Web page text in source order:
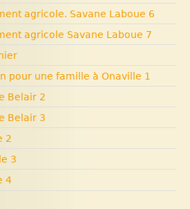
agricole. Savane Laboue 6
agricole Savane Laboue 7
pour une famille à Onaville 1
Belair 2
Belair 3
2
3
4